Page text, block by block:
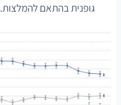
גופנית בהתאם להמלצות.